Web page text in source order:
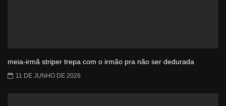
meia-irmã striper trepa com o irmão pra não ser dedurada
11 DE JUNHO DE 2026